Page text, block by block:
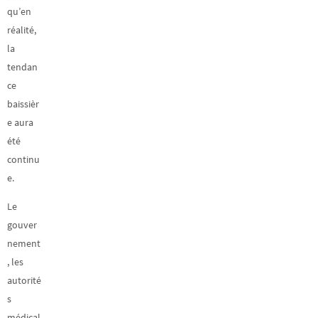
qu’en
réalité,
la
tendan
ce
baissièr
e aura
été
continu
e.
Le
gouver
nement
, les
autorité
s